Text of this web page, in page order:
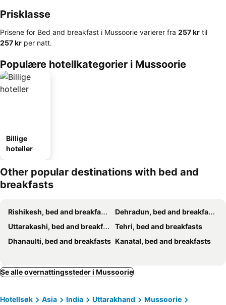
Prisklasse
Prisene for Bed and breakfast i Mussoorie varierer fra ‎257 kr til
‎257 kr per natt.
Populære hotellkategorier i Mussoorie
Billige
hoteller
Other popular destinations with bed and
breakfasts
Rishikesh, bed and breakfasts
Dehradun, bed and breakfasts
Uttarakashi, bed and breakfasts
Tehri, bed and breakfasts
Dhanaulti, bed and breakfasts Kanatal, bed and breakfasts
Se alle overnattingssteder i Mussoorie
Hotellsøk Asia India Uttarakhand
Mussoorie